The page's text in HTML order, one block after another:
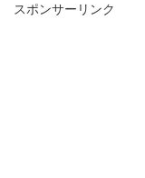
スポンサーリンク